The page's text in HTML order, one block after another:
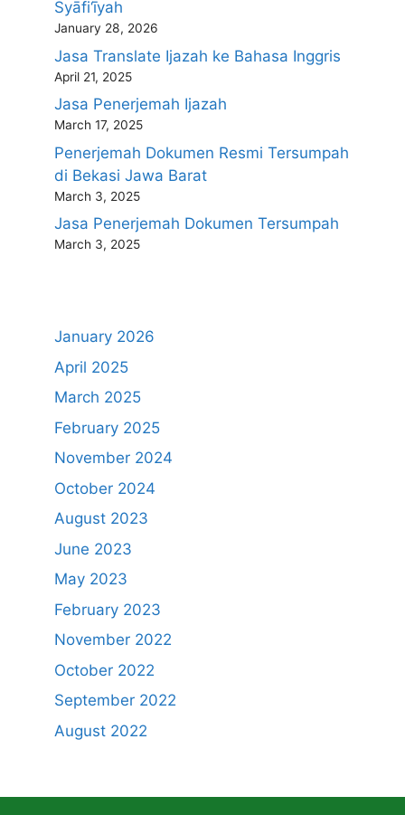
Syāfi‘īyah
January 28, 2026
Jasa Translate Ijazah ke Bahasa Inggris
April 21, 2025
Jasa Penerjemah Ijazah
March 17, 2025
Penerjemah Dokumen Resmi Tersumpah
di Bekasi Jawa Barat
March 3, 2025
Jasa Penerjemah Dokumen Tersumpah
March 3, 2025
January 2026
April 2025
March 2025
February 2025
November 2024
October 2024
August 2023
June 2023
May 2023
February 2023
November 2022
October 2022
September 2022
August 2022